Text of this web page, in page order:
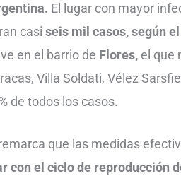
El lugar con mayor
casiseis mil casos, según
en el barrio de Flores, el que
Villa Soldati, Vélez
de todos los casos.
que las medidas
con el ciclo de reproducción